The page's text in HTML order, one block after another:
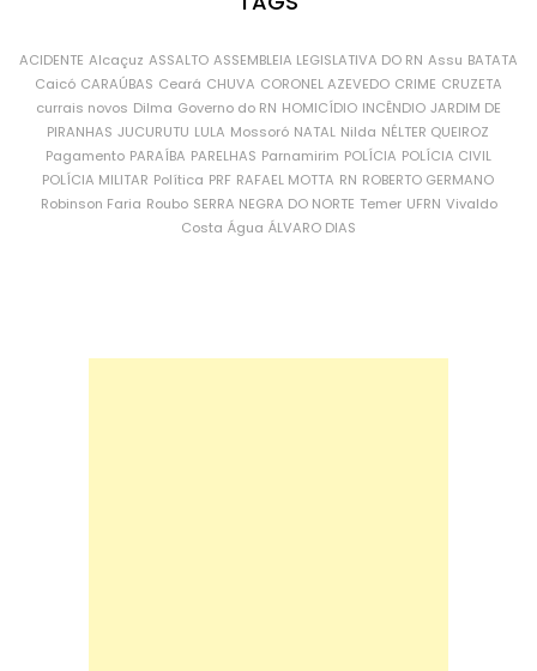
ACIDENTE Alcaçuz ASSALTO ASSEMBLEIA LEGISLATIVA DO RN Assu BATATA
Caicó CARAÚBAS Ceará CHUVA CORONEL AZEVEDO CRIME CRUZETA
currais novos Dilma Governo do RN HOMICÍDIO INCÊNDIO JARDIM DE
PIRANHAS JUCURUTU LULA Mossoró NATAL Nilda NÉLTER QUEIROZ
Pagamento PARAÍBA PARELHAS Parnamirim POLÍCIA POLÍCIA CIVIL
POLÍCIA MILITAR Política PRF RAFAEL MOTTA RN ROBERTO GERMANO
Robinson Faria Roubo SERRA NEGRA DO NORTE Temer UFRN Vivaldo
Costa Água ÁLVARO DIAS